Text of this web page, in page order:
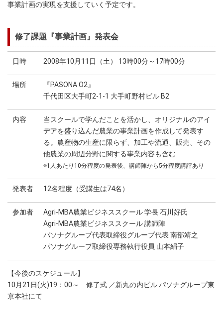
事業計画の実現を支援していく予定です。
修了課題『事業計画』発表会
日時 2008年10月11日（土） 13時00分～17時00分
場所
『PASONA O2』
千代田区大手町2-1-1 大手町野村ビル B2
内容
当スクールで学んだことを活かし、オリジナルのアイ
デアを盛り込んだ農業の事業計画を作成して発表す
る。農産物の生産に限らず、加工や流通、販売、その
他農業の周辺分野に関する事業内容も含む
※1人あたり10分程度の発表後、講師陣から5分程度講評あり
発表者 12名程度（受講生は74名）
参加者
Agri-MBA農業ビジネススクール 学長 石川好氏
Agri-MBA農業ビジネススクール 講師陣
パソナグループ代表取締役グループ代表 南部靖之
パソナグループ取締役専務執行役員 山本絹子
【今後のスケジュール】
10月21日(火)19：00～ 修了式 ／新丸の内ビル パソナグループ東
京本社にて